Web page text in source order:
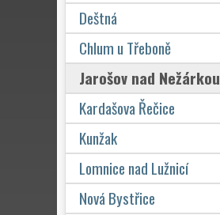
Deštná
Chlum u Třeboně
Jarošov nad Nežárkou
Kardašova Řečice
Kunžak
Lomnice nad Lužnicí
Nová Bystřice